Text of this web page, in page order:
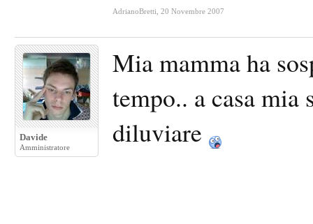
AdrianoBretti 20 Novembre 2007
Davide
Amministratore
Mia mamma ha
tempo.. a casa
diluviare